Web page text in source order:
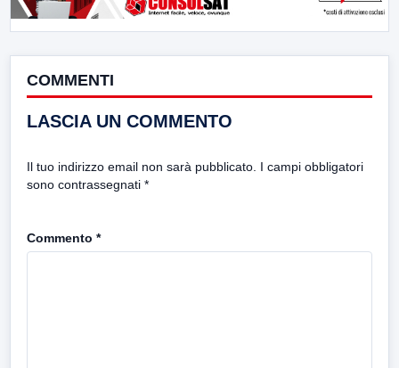
COMMENTI
LASCIA UN COMMENTO
Il tuo indirizzo email non sarà pubblicato. I campi obbligatori
sono contrassegnati *
Commento *